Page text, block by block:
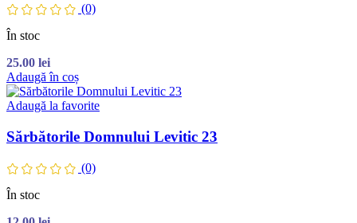
(0)
În stoc
25.00 lei
Adaugă în coș
Adaugă la favorite
Sărbătorile Domnului Levitic 23
(0)
În stoc